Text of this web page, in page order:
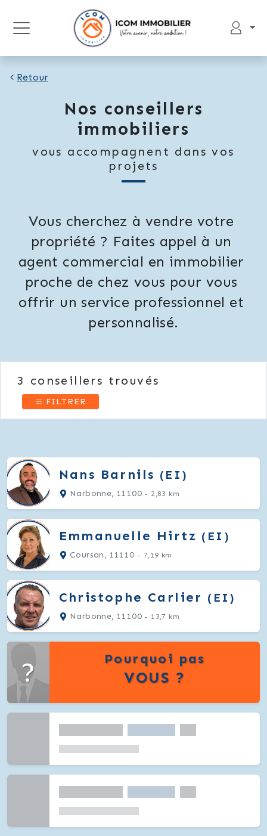
Retour
Nos conseillers
immobiliers
vous accompagnent dans vos
projets
Vous cherchez à vendre votre
propriété ? Faites appel à un
agent commercial en immobilier
proche de chez vous pour vous
offrir un service professionnel et
personnalisé.
3 conseillers trouvés
FILTRER
Nans Barnils (EI)
Narbonne, 11100 - 2,83 km
Emmanuelle Hirtz (EI)
Coursan, 11110 - 7,19 km
Christophe Carlier (EI)
Narbonne, 11100 - 13,7 km
? Pourquoi pas
VOUS ?